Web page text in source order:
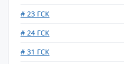
# 23 ГСК
# 24 ГСК
# 31 ГСК